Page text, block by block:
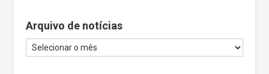
Arquivo de notícias